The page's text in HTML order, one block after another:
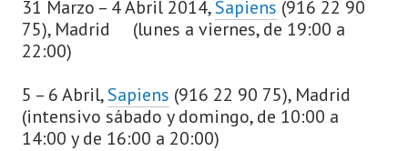
31 Marzo – 4 Abril 2014,Sapiens (916 22 90
75), Madrid (lunes a viernes, de 19:00 a
22:00)
5 – 6 Abril,Sapiens (916 22 90 75), Madrid
(intensivo sábado y domingo, de 10:00 a
14:00 y de 16:00 a 20:00)